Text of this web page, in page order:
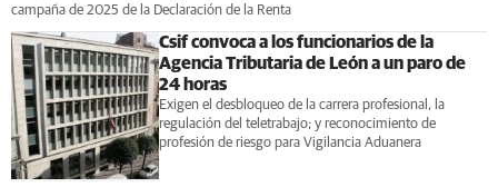
campaña de 2025 de la Declaración de la Renta
Csif convoca a los funcionarios de la
Agencia Tributaria de León a un paro de
24 horas
Exigen el desbloqueo de la carrera profesional, la
regulación del teletrabajo; y reconocimiento de
profesión de riesgo para Vigilancia Aduanera